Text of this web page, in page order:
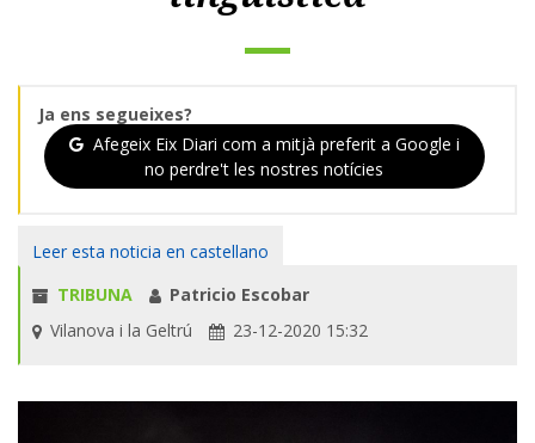
Ja ens segueixes?
Afegeix Eix Diari com a mitjà preferit a Google i
no perdre't les nostres notícies
Leer esta noticia en castellano
TRIBUNA
Patricio Escobar
Vilanova i la Geltrú
23-12-2020 15:32